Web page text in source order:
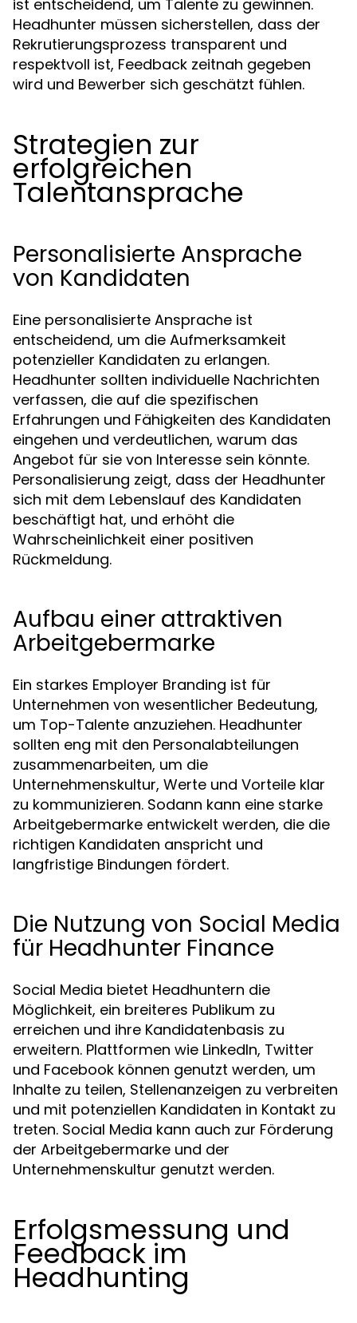
ist entscheidend, um Talente zu gewinnen.
Headhunter müssen sicherstellen, dass der
Rekrutierungsprozess transparent und
respektvoll ist, Feedback zeitnah gegeben
wird und Bewerber sich geschätzt fühlen.
Strategien zur
erfolgreichen
Talentansprache
Personalisierte Ansprache
von Kandidaten
Eine personalisierte Ansprache ist
entscheidend, um die Aufmerksamkeit
potenzieller Kandidaten zu erlangen.
Headhunter sollten individuelle Nachrichten
verfassen, die auf die spezifischen
Erfahrungen und Fähigkeiten des Kandidaten
eingehen und verdeutlichen, warum das
Angebot für sie von Interesse sein könnte.
Personalisierung zeigt, dass der Headhunter
sich mit dem Lebenslauf des Kandidaten
beschäftigt hat, und erhöht die
Wahrscheinlichkeit einer positiven
Rückmeldung.
Aufbau einer attraktiven
Arbeitgebermarke
Ein starkes Employer Branding ist für
Unternehmen von wesentlicher Bedeutung,
um Top-Talente anzuziehen. Headhunter
sollten eng mit den Personalabteilungen
zusammenarbeiten, um die
Unternehmenskultur, Werte und Vorteile klar
zu kommunizieren. Sodann kann eine starke
Arbeitgebermarke entwickelt werden, die die
richtigen Kandidaten anspricht und
langfristige Bindungen fördert.
Die Nutzung von Social Media
für Headhunter Finance
Social Media bietet Headhuntern die
Möglichkeit, ein breiteres Publikum zu
erreichen und ihre Kandidatenbasis zu
erweitern. Plattformen wie LinkedIn, Twitter
und Facebook können genutzt werden, um
Inhalte zu teilen, Stellenanzeigen zu verbreiten
und mit potenziellen Kandidaten in Kontakt zu
treten. Social Media kann auch zur Förderung
der Arbeitgebermarke und der
Unternehmenskultur genutzt werden.
Erfolgsmessung und
Feedback im
Headhunting